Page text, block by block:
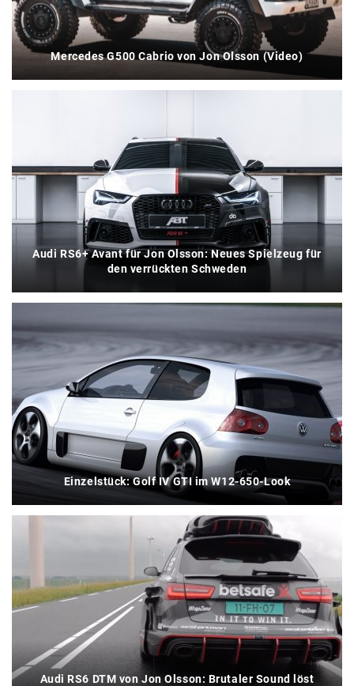
Mercedes G500 Cabrio von Jon Olsson (Video)
Audi RS6+ Avant für Jon Olsson: Neues Spielzeug für
den verrückten Schweden
Einzelstück: Golf IV GTI im W12-650-Look
Audi RS6 DTM von Jon Olsson: Brutaler Sound löst